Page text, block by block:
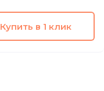
Купить в 1 клик